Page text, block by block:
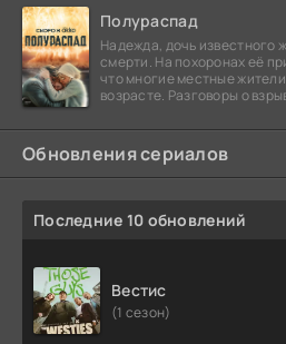
Полураспад
Надежда, дочь известного
смерти. На похоронах её
что многие местные
возрасте. Разговоры о
Обновления сериалов
Последние 10 обновлений
Вестис
(1 сезон)